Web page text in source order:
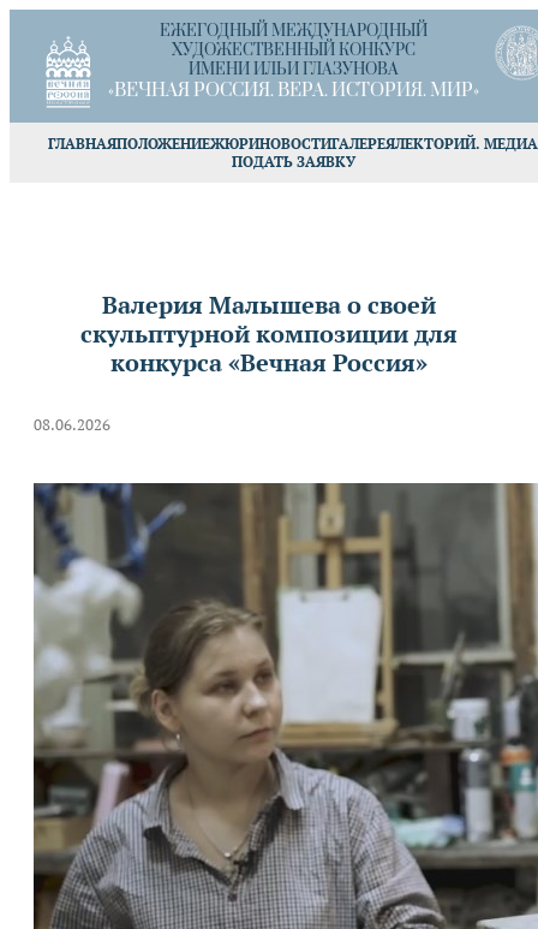
ЕЖЕГОДНЫЙ МЕЖДУНАРОДНЫЙ
ХУДОЖЕСТВЕННЫЙ КОНКУРС
ИМЕНИ ИЛЬИ ГЛАЗУНОВА
«ВЕЧНАЯ РОССИЯ. ВЕРА. ИСТОРИЯ. МИР»
ГЛАВНАЯПОЛОЖЕНИЕЖЮРИНОВОСТИГАЛЕРЕЯЛЕКТОРИЙ. МЕДИА
ПОДАТЬ ЗАЯВКУ
Валерия Малышева о своей
скульптурной композиции для
конкурса «Вечная Россия»
08.06.2026